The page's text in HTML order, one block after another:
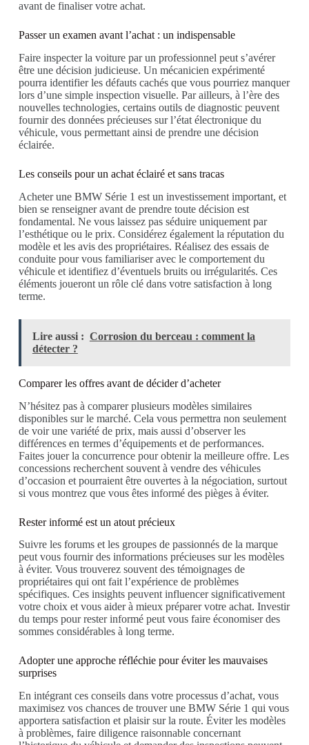
avant de finaliser votre achat.
Passer un examen avant l’achat : un indispensable
Faire inspecter la voiture par un professionnel peut s’avérer
être une décision judicieuse. Un mécanicien expérimenté
pourra identifier les défauts cachés que vous pourriez manquer
lors d’une simple inspection visuelle. Par ailleurs, à l’ère des
nouvelles technologies, certains outils de diagnostic peuvent
fournir des données précieuses sur l’état électronique du
véhicule, vous permettant ainsi de prendre une décision
éclairée.
Les conseils pour un achat éclairé et sans tracas
Acheter une BMW Série 1 est un investissement important, et
bien se renseigner avant de prendre toute décision est
fondamental. Ne vous laissez pas séduire uniquement par
l’esthétique ou le prix. Considérez également la réputation du
modèle et les avis des propriétaires. Réalisez des essais de
conduite pour vous familiariser avec le comportement du
véhicule et identifiez d’éventuels bruits ou irrégularités. Ces
éléments joueront un rôle clé dans votre satisfaction à long
terme.
Lire aussi : Corrosion du berceau : comment la
détecter ?
Comparer les offres avant de décider d’acheter
N’hésitez pas à comparer plusieurs modèles similaires
disponibles sur le marché. Cela vous permettra non seulement
de voir une variété de prix, mais aussi d’observer les
différences en termes d’équipements et de performances.
Faites jouer la concurrence pour obtenir la meilleure offre. Les
concessions recherchent souvent à vendre des véhicules
d’occasion et pourraient être ouvertes à la négociation, surtout
si vous montrez que vous êtes informé des pièges à éviter.
Rester informé est un atout précieux
Suivre les forums et les groupes de passionnés de la marque
peut vous fournir des informations précieuses sur les modèles
à éviter. Vous trouverez souvent des témoignages de
propriétaires qui ont fait l’expérience de problèmes
spécifiques. Ces insights peuvent influencer significativement
votre choix et vous aider à mieux préparer votre achat. Investir
du temps pour rester informé peut vous faire économiser des
sommes considérables à long terme.
Adopter une approche réfléchie pour éviter les mauvaises
surprises
En intégrant ces conseils dans votre processus d’achat, vous
maximisez vos chances de trouver une BMW Série 1 qui vous
apportera satisfaction et plaisir sur la route. Éviter les modèles
à problèmes, faire diligence raisonnable concernant